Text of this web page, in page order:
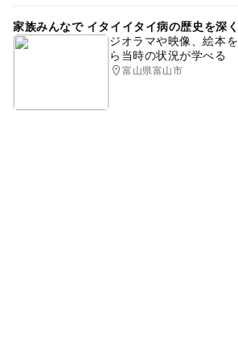
家族みんなで イタイイタイ病の歴史を深
ジオラマや映像、絵本
ら当時の状況が学べる
富山県富山市